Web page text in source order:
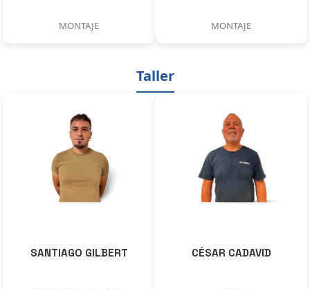
MONTAJE MONTAJE
Taller
SANTIAGO GILBERT CÉSAR CADAVID